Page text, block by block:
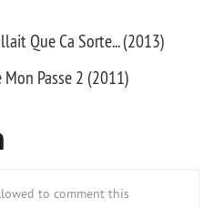
Que Ca Sorte... (2013)
Mon Passe 2 (2011)
to comment this